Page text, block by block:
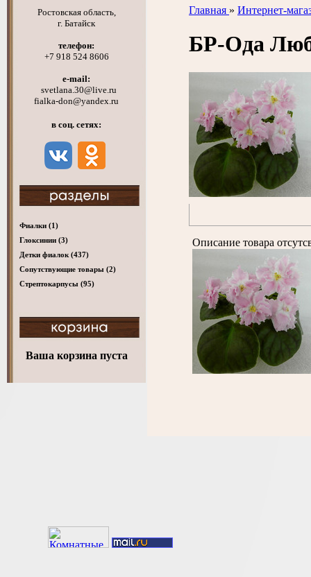
Ростовская область,
г. Батайск
телефон:
+7 918 524 8606
e-mail:
svetlana.30@live.ru
fialka-don@yandex.ru
в соц. сетях:
Фиалки (1)
Глоксинии (3)
Детки фиалок (437)
Cопутствующие товары (2)
Стрептокарпусы (95)
Ваша корзина пуста
Главная » Интернет-
БР-Ода
Описание товара